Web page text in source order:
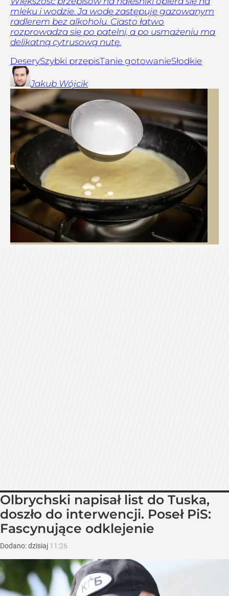
mleku i wodzie. Ja wodę zastępuję gazowanym
radlerem bez alkoholu. Ciasto łatwo
rozprowadza się po patelni, a po usmażeniu ma
delikatną cytrusową nutę.
DeserySzybki przepisTanie gotowanieSłodkie
Jakub Wójcik
Olbrychski napisał list do Tuska,
doszło do interwencji. Poseł PiS:
Fascynujące odklejenie
Dodano:dzisiaj 11:26